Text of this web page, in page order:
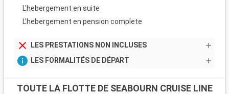
L'hebergement en suite
L'hebergement en pension complete
LES PRESTATIONS NON INCLUSES
LES FORMALITÉS DE DÉPART
TOUTE LA FLOTTE DE SEABOURN CRUISE LINE